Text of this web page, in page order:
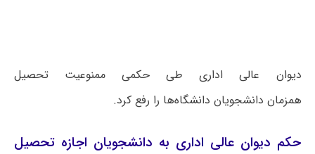
دیوان عالی اداری طی حکمی ممنوعیت تحصیل
همزمان دانشجویان دانشگاه‌ها را رفع کرد.
حکم دیوان عالی اداری به دانشجویان اجازه تحصیل